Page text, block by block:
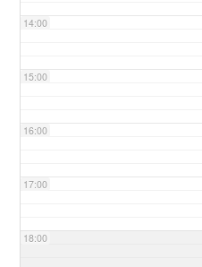
14:00
15:00
16:00
17:00
18:00